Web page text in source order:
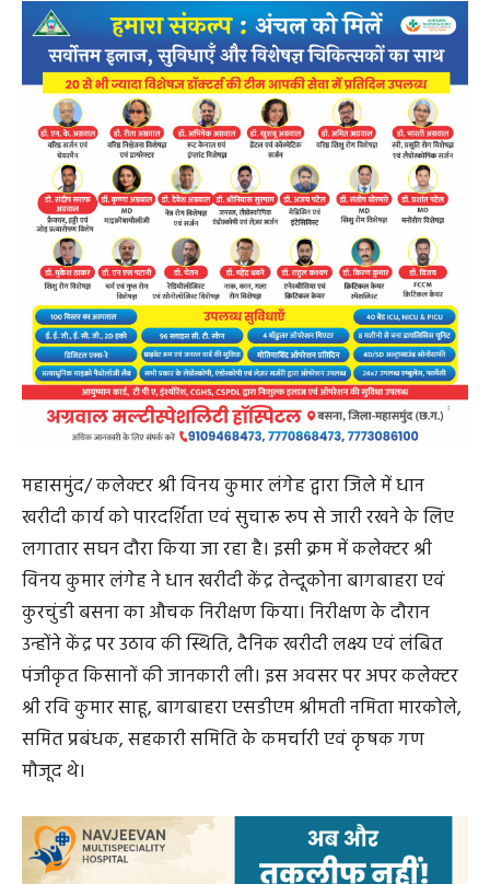
महासमुंद/ कलेक्टर श्री विनय कुमार लंगेह द्वारा जिले में धान
खरीदी कार्य को पारदर्शिता एवं सुचारू रूप से जारी रखने के लिए
लगातार सघन दौरा किया जा रहा है। इसी क्रम में कलेक्टर श्री
विनय कुमार लंगेह ने धान खरीदी केंद्र तेन्दूकोना बागबाहरा एवं
कुरचुंडी बसना का औचक निरीक्षण किया। निरीक्षण के दौरान
उन्होंने केंद्र पर उठाव की स्थिति, दैनिक खरीदी लक्ष्य एवं लंबित
पंजीकृत किसानों की जानकारी ली। इस अवसर पर अपर कलेक्टर
श्री रवि कुमार साहू, बागबाहरा एसडीएम श्रीमती नमिता मारकोले,
समित प्रबंधक, सहकारी समिति के कमर्चारी एवं कृषक गण
मौजूद थे।